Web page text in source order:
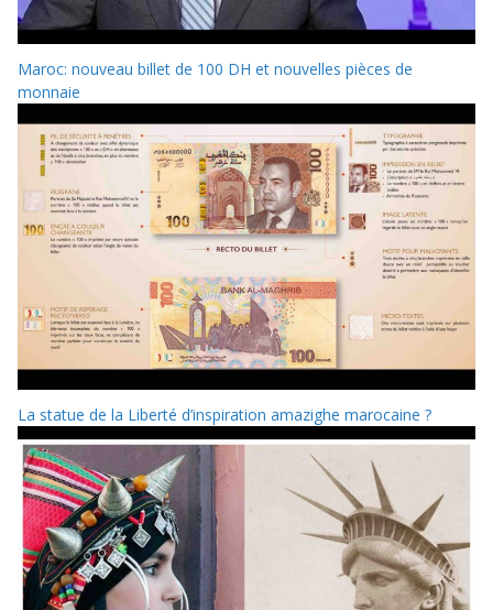
Maroc: nouveau billet de 100 DH et nouvelles pièces de
monnaie
La statue de la Liberté d’inspiration amazighe marocaine ?